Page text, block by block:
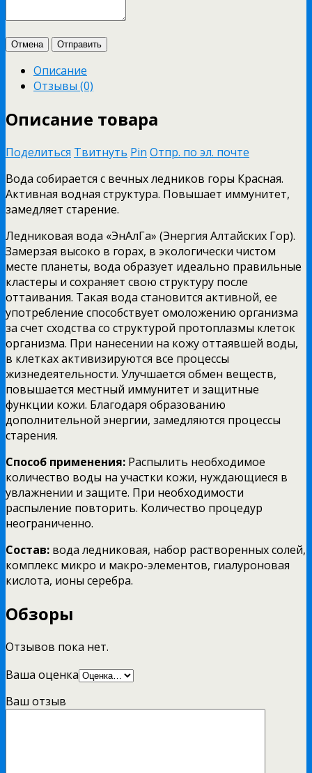
Отмена Отправить
Описание
Отзывы (0)
Описание товара
Поделиться Твитнуть Pin Отпр. по эл. почте
Вода собирается с вечных ледников горы Красная.
Активная водная структура. Повышает иммунитет,
замедляет старение.
Ледниковая вода «ЭнАлГа» (Энергия Алтайских Гор).
Замерзая высоко в горах, в экологически чистом
месте планеты, вода образует идеально правильные
кластеры и сохраняет свою структуру после
оттаивания. Такая вода становится активной, ее
употребление способствует омоложению организма
за счет сходства со структурой протоплазмы клеток
организма. При нанесении на кожу оттаявшей воды,
в клетках активизируются все процессы
жизнедеятельности. Улучшается обмен веществ,
повышается местный иммунитет и защитные
функции кожи. Благодаря образованию
дополнительной энергии, замедляются процессы
старения.
Способ применения: Распылить необходимое
количество воды на участки кожи, нуждающиеся в
увлажнении и защите. При необходимости
распыление повторить. Количество процедур
неограниченно.
Состав: вода ледниковая, набор растворенных солей,
комплекс микро и макро-элементов, гиалуроновая
кислота, ионы серебра.
Обзоры
Отзывов пока нет.
Ваша оценка
Ваш отзыв